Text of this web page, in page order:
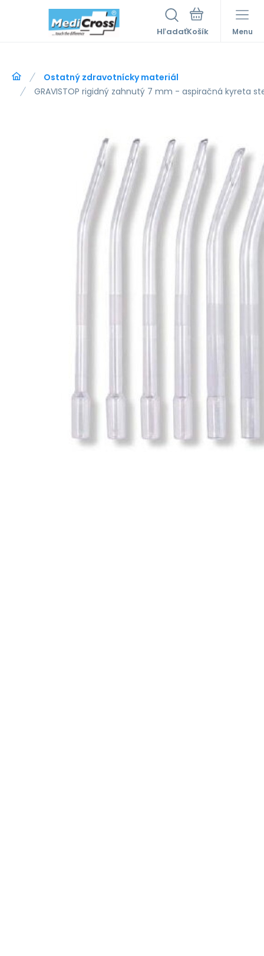
Hľadať Menu
Ostatný zdravotnícky materiál
GRAVISTOP rigidný zahnutý 7 mm - aspiračná kyreta